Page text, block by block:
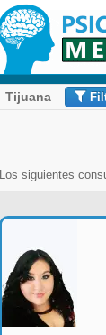
Tijuana
Los siguientes